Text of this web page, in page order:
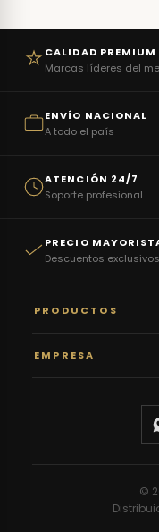
CALIDAD PREMIUM
Marcas líderes del
ENVÍO NACIONAL
A todo el país
ATENCIÓN 24/7
Soporte profesional
PRECIO
Descuentos exclusivos
PRODUCTOS
EMPRESA
©